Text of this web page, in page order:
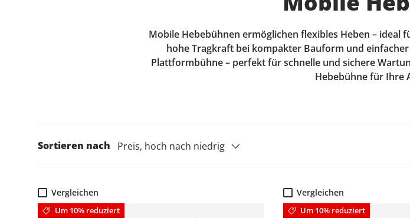
Mobile Hebebühnen ermöglichen flexibles Heben – ideal
hohe Tragkraft bei kompakter Bauform und
Plattformbühne – perfekt für schnelle und sichere
Hebebühne für Ihre
Sortieren nach Preis, hoch nach niedrig
Vergleichen
Um 10% reduziert
Vergleichen
Um 10% reduziert